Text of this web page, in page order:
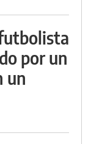
por un
un